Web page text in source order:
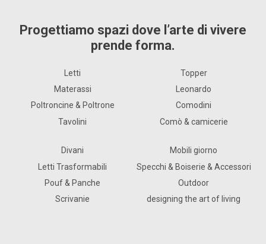
Progettiamo spazi dove l’arte di vivere
prende forma.
Letti
Materassi
Poltroncine & Poltrone
Tavolini
Topper
Leonardo
Comodini
Comò & camicerie
Divani
Letti Trasformabili
Pouf & Panche
Scrivanie
Mobili giorno
Specchi & Boiserie & Accessori
Outdoor
designing the art of living